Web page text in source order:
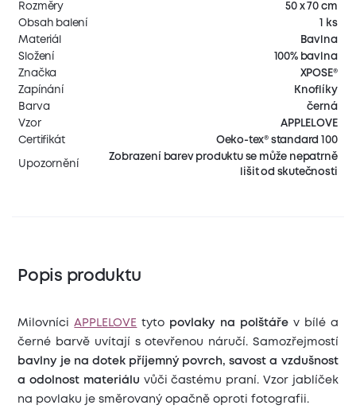
Rozměry
50 x 70 cm
Obsah balení
1 ks
Materiál
Bavlna
Složení
100% bavlna
Značka
XPOSE®
Zapínání
Knoflíky
Barva
černá
Vzor
APPLELOVE
Certifikát
Oeko-tex® standard 100
Upozornění
Zobrazení barev produktu se může nepatrně
lišit od skutečnosti
Popis produktu
MilovníciAPPLELOVE tyto povlaky na polštářev bílé a
černé barvě uvítají s otevřenou náručí. Samozřejmostí
bavlny je na dotek příjemný povrch, savost a vzdušnost
a odolnost materiálu vůči častému praní. Vzor jablíček
na povlaku je směrovaný opačně oproti fotografii.